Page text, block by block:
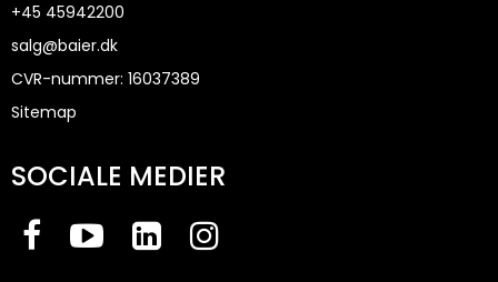
+45 45942200
salg@baier.dk
CVR-nummer: 16037389
Sitemap
SOCIALE MEDIER